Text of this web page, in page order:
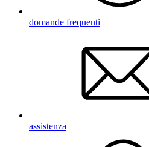
domande frequenti
assistenza